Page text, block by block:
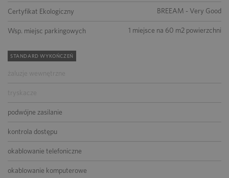
Certyfikat Ekologiczny BREEAM - Very Good
Wsp. miejsc parkingowych 1 miejsce na 60 m2 powierzchni
STANDARD WYKOŃCZEŃ
żaluzje wewnętrzne
tryskacze
podwójne zasilanie
kontrola dostępu
okablowanie telefoniczne
okablowanie komputerowe